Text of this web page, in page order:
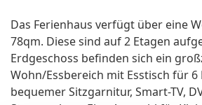
Das Ferienhaus verfügt über eine
78qm. Diese sind auf 2 Etagen
Erdgeschoss befinden sich ein
Wohn/Essbereich mit Esstisch für
bequemer Sitzgarnitur, Smart-TV,